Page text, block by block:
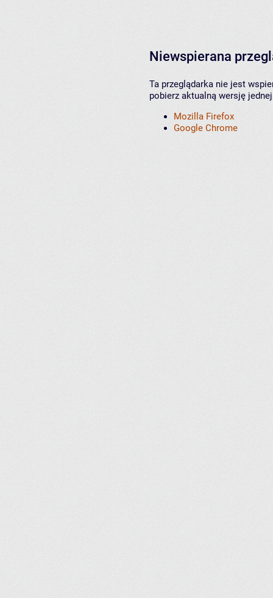
Niewspierana
Ta przeglądarka nie jest
pobierz aktualną wersję
Mozilla Firefox
Google Chrome